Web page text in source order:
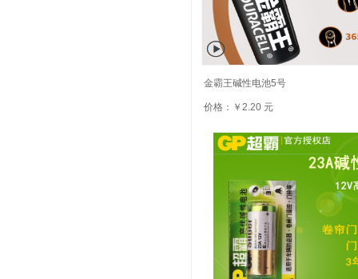
金霸王碱性电池5号
价格：￥2.20 元